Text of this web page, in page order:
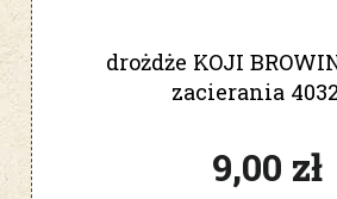
drożdże KOJI
zacierania
9,00 zł